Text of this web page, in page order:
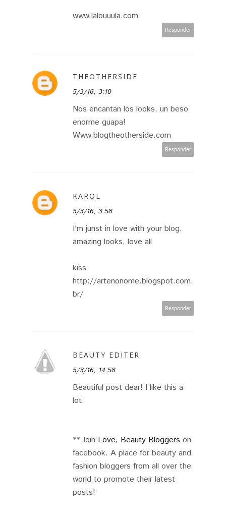
www.lalouuula.com
Responder
THEOTHERSIDE
5/3/16, 3:10
Nos encantan los looks, un beso
enorme guapa!
Www.blogtheotherside.com
Responder
KAROL
5/3/16, 3:58
I'm junst in love with your blog.
amazing looks, love all
kiss
http://artenonome.blogspot.com.
br/
Responder
BEAUTY EDITER
5/3/16, 14:58
Beautiful post dear! I like this a
lot.
** Join Love, Beauty Bloggers on
facebook. A place for beauty and
fashion bloggers from all over the
world to promote their latest
posts!